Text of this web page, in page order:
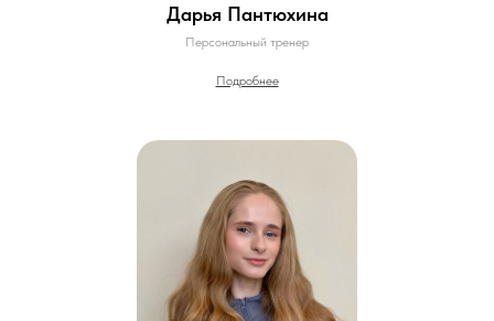
Дарья Пантюхина
Персональный тренер
Подробнее